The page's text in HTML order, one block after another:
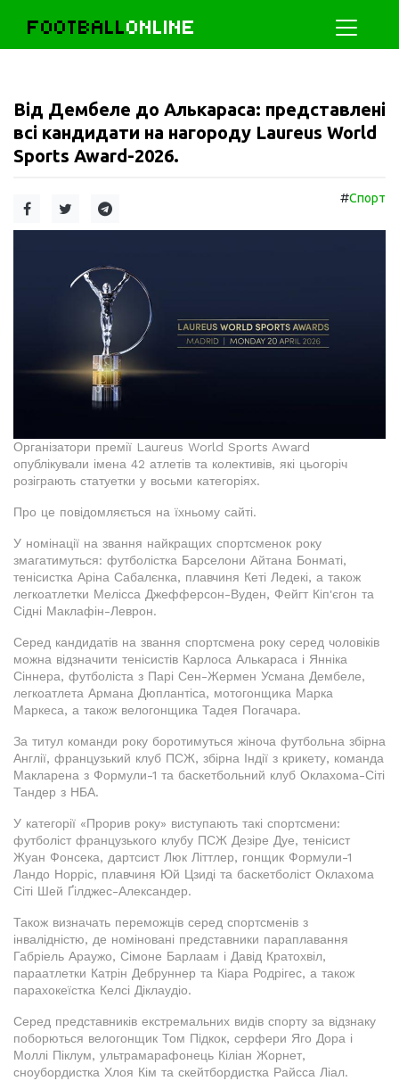
FOOTBALLONLINE
Від Дембеле до Алькараса: представлені
всі кандидати на нагороду Laureus World
Sports Award-2026.
#Спорт
Організатори премії Laureus World Sports Award
опублікували імена 42 атлетів та колективів, які цьогоріч
розіграють статуетки у восьми категоріях.
Про це повідомляється на їхньому сайті.
У номінації на звання найкращих спортсменок року
змагатимуться: футболістка Барселони Айтана Бонматі,
тенісистка Аріна Сабалєнка, плавчиня Кеті Ледекі, а також
легкоатлетки Мелісса Джефферсон-Вуден, Фейгт Кіп'єгон та
Сідні Маклафін-Леврон.
Серед кандидатів на звання спортсмена року серед чоловіків
можна відзначити тенісистів Карлоса Алькараса і Янніка
Сіннера, футболіста з Парі Сен-Жермен Усмана Дембеле,
легкоатлета Армана Дюплантіса, мотогонщика Марка
Маркеса, а також велогонщика Тадея Погачара.
За титул команди року боротимуться жіноча футбольна збірна
Англії, французький клуб ПСЖ, збірна Індії з крикету, команда
Макларена з Формули-1 та баскетбольний клуб Оклахома-Сіті
Тандер з НБА.
У категорії «Прорив року» виступають такі спортсмени:
футболіст французького клубу ПСЖ Дезіре Дуе, тенісист
Жуан Фонсека, дартсист Люк Літтлер, гонщик Формули-1
Ландо Норріс, плавчиня Юй Цзиді та баскетболіст Оклахома
Сіті Шей Ґілджес-Александер.
Також визначать переможців серед спортсменів з
інвалідністю, де номіновані представники параплавання
Габріель Араужо, Сімоне Барлаам і Давід Кратохвіл,
параатлетки Катрін Дебруннер та Кіара Родрігес, а також
парахокеїстка Келсі Діклаудіо.
Серед представників екстремальних видів спорту за відзнаку
поборються велогонщик Том Підкок, серфери Яго Дора і
Моллі Піклум, ультрамарафонець Кіліан Жорнет,
сноубордистка Хлоя Кім та скейтбордистка Райсса Ліал.